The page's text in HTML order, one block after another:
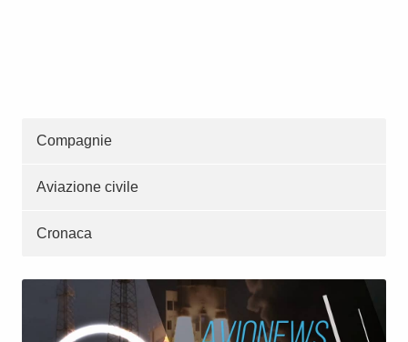
Compagnie
Aviazione civile
Cronaca